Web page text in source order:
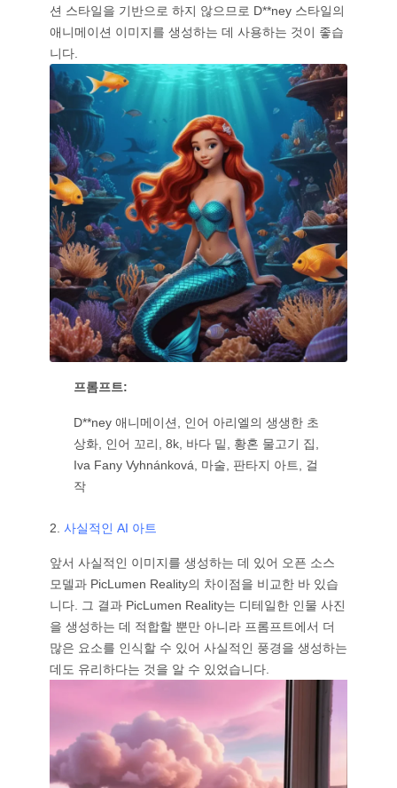
션 스타일을 기반으로 하지 않으므로 D**ney 스타일의
애니메이션 이미지를 생성하는 데 사용하는 것이 좋습
니다.
프롬프트:
D**ney 애니메이션, 인어 아리엘의 생생한 초
상화, 인어 꼬리, 8k, 바다 밑, 황혼 물고기 집,
Iva Fany Vyhnánková, 마술, 판타지 아트, 걸
작
2. 사실적인 AI 아트
앞서 사실적인 이미지를 생성하는 데 있어 오픈 소스
모델과 PicLumen Reality의 차이점을 비교한 바 있습
니다. 그 결과 PicLumen Reality는 디테일한 인물 사진
을 생성하는 데 적합할 뿐만 아니라 프롬프트에서 더
많은 요소를 인식할 수 있어 사실적인 풍경을 생성하는
데도 유리하다는 것을 알 수 있었습니다.